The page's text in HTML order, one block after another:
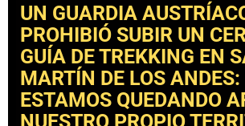
UN GUARDIA
PROHIBIÓ SUBIR UN
GUÍA DE TREKKING EN
MARTÍN DE LOS ANDES:
ESTAMOS QUEDANDO